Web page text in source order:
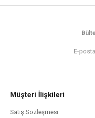
Müşteri İlişkileri
Satış Sözleşmesi